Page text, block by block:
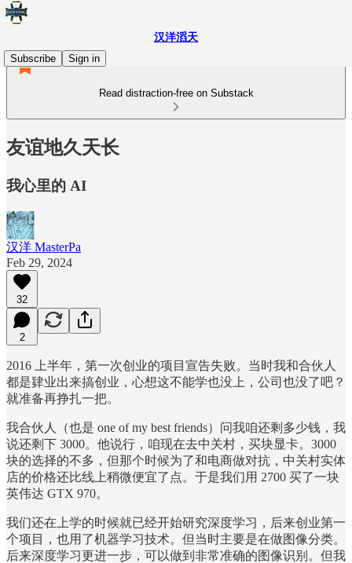
汉洋滔天
Subscribe
Sign in
Read distraction-free on Substack
友谊地久天长
我心里的 AI
汉洋 MasterPa
Feb 29, 2024
32
2
2016 上半年，第一次创业的项目宣告失败。当时我和合伙人
都是肄业出来搞创业，心想这不能学也没上，公司也没了吧？
就准备再挣扎一把。
我合伙人（也是 one of my best friends）问我咱还剩多少钱，我
说还剩下 3000。他说行，咱现在去中关村，买块显卡。3000
块的选择的不多，但那个时候为了和电商做对抗，中关村实体
店的价格还比线上稍微便宜了点。于是我们用 2700 买了一块
英伟达 GTX 970。
我们还在上学的时候就已经开始研究深度学习，后来创业第一
个项目，也用了机器学习技术。但当时主要是在做图像分类。
后来深度学习更进一步，可以做到非常准确的图像识别。但我